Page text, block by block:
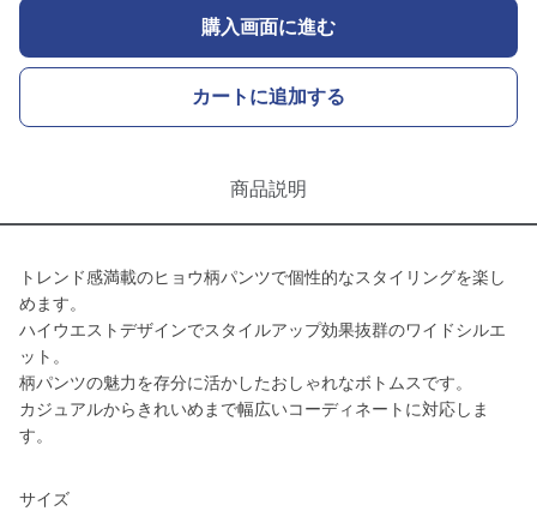
購入画面に進む
カートに追加する
商品説明
トレンド感満載のヒョウ柄パンツで個性的なスタイリングを楽し
めます。
ハイウエストデザインでスタイルアップ効果抜群のワイドシルエ
ット。
柄パンツの魅力を存分に活かしたおしゃれなボトムスです。
カジュアルからきれいめまで幅広いコーディネートに対応しま
す。
サイズ